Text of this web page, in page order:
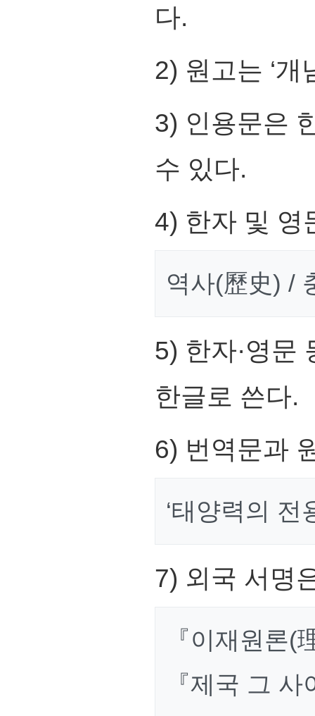
다.
2) 원고는 ‘
3) 인용문은
수 있다.
4) 한자 및 영
역사(歷史) /
5) 한자·영문
한글로 쓴다.
6) 번역문과
‘태양력의 전
7) 외국 서명
『이재원론(
『제국 그